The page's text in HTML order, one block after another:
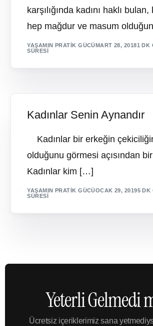
karşılığında kadını haklı bulan,
hep mağdur ve masum
YAŞAMIN PRATIK GÜCÜMART 28, 20181 DK
SÜRESI
Kadınlar Senin Aynandır
Kadınlar bir erkeğin
olduğunu görmesi açısından
Kadınlar kim […]
YAŞAMIN PRATIK GÜCÜOCAK 29, 20195 DK
SÜRESI
Yeterli Gelmedi
Ücretsiz içeriklerimiz sana